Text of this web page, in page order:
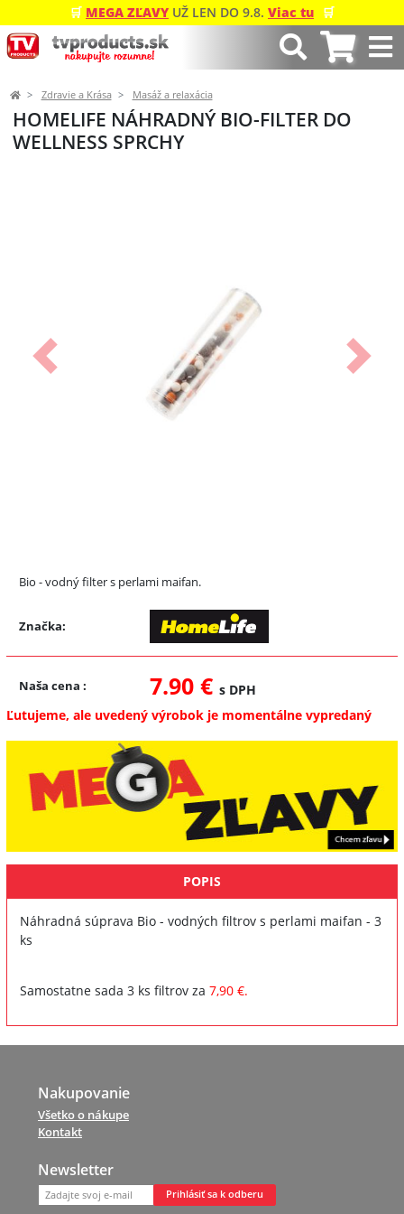
🛒 MEGA ZĽAVY UŽ LEN DO 9.8. Viac tu 🛒
Zdravie a Krása Masáž a relaxácia
HOMELIFE NÁHRADNÝ BIO-FILTER DO
WELLNESS SPRCHY
Predchádzajúci Ďalší
Bio - vodný filter s perlami maifan.
Značka:
Naša cena : 7.90 € s DPH
Ľutujeme, ale uvedený výrobok je momentálne vypredaný
POPIS
Náhradná súprava Bio - vodných filtrov s perlami maifan - 3
ks
Samostatne sada 3 ks filtrov za 7,90 €.
Nakupovanie
Všetko o nákupe
Kontakt
Newsletter
Prihlásiť sa k odberu